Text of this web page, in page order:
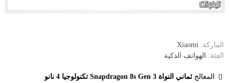
الماركة: Xiaomi
الفئة:
الهواتف الذكية
المعالج ثماني النواة Snapdragon 8s Gen 3 تكنولوجيا 4 نانو